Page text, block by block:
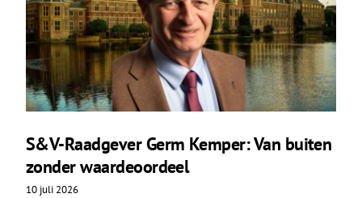
S&V-Raadgever Germ Kemper: Van buiten
zonder waardeoordeel
10 juli 2026